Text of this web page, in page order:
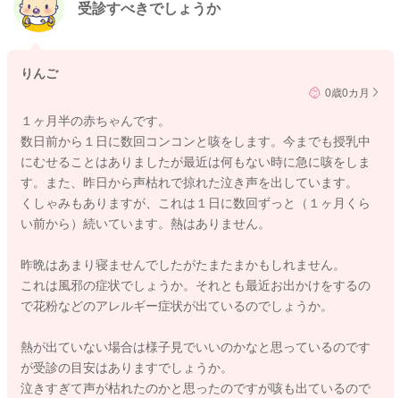
受診すべきでしょうか
りんご
0歳0カ月
１ヶ月半の赤ちゃんです。
数日前から１日に数回コンコンと咳をします。今までも授乳中
にむせることはありましたが最近は何もない時に急に咳をしま
す。また、昨日から声枯れで掠れた泣き声を出しています。
くしゃみもありますが、これは１日に数回ずっと（１ヶ月くら
い前から）続いています。熱はありません。
昨晩はあまり寝ませんでしたがたまたまかもしれません。
これは風邪の症状でしょうか。それとも最近お出かけをするの
で花粉などのアレルギー症状が出ているのでしょうか。
熱が出ていない場合は様子見でいいのかなと思っているのです
が受診の目安はありますでしょうか。
泣きすぎて声が枯れたのかと思ったのですが咳も出ているので